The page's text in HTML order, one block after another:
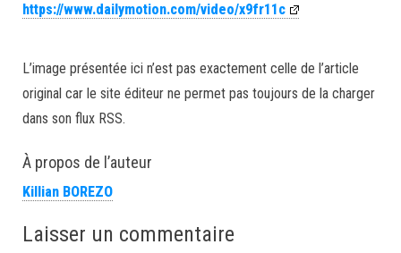
https://www.dailymotion.com/video/x9fr11c
L’image présentée ici n’est pas exactement celle de l’article
original car le site éditeur ne permet pas toujours de la charger
dans son flux RSS.
À propos de l’auteur
Killian BOREZO
Laisser un commentaire